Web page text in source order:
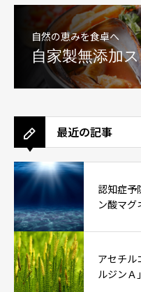
自然の恵みを食卓へ
自家製無添加
最近の記事
認知症予
ン酸マグ
アセチル
ルジンＡ」